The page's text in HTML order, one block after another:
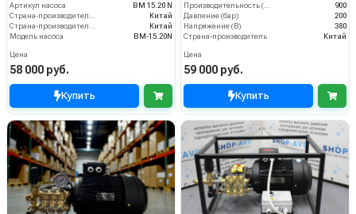
Артикул насоса
BM 15.20 N
Китай
Китай
Модель насоса
BM-15.20N
Цена
58 000 руб.
Купить
900
Давление (бар)
200
Напряжение (В)
380
Страна-производитель
Китай
Цена
59 000 руб.
Купить